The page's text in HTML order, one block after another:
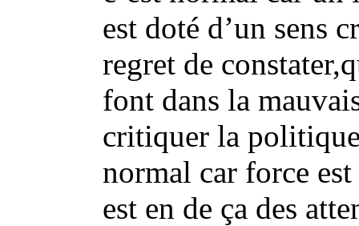
est doté d’un sens
regret de
font dans la
critiquer la
normal car force
est en de ça des